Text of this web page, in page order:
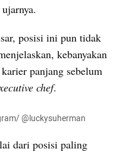
ujarnya.
posisi ini pun tidak
kebanyakan
panjang sebelum
chef.
@luckysuherman
dari posisi paling